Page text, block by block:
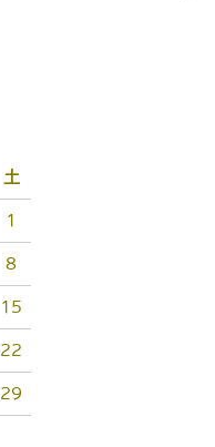
土
1
8
15
22
29